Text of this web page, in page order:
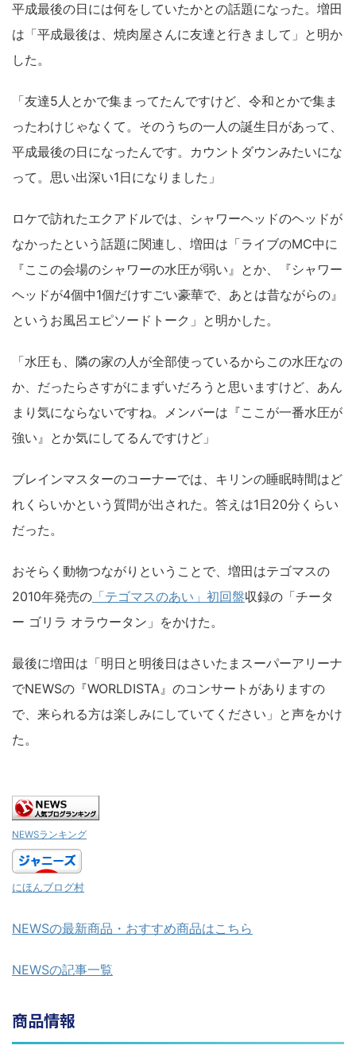
平成最後の日には何をしていたかとの話題になった。増田
は「平成最後は、焼肉屋さんに友達と行きまして」と明か
した。
「友達5人とかで集まってたんですけど、令和とかで集ま
ったわけじゃなくて。そのうちの一人の誕生日があって、
平成最後の日になったんです。カウントダウンみたいにな
って。思い出深い1日になりました」
ロケで訪れたエクアドルでは、シャワーヘッドのヘッドが
なかったという話題に関連し、増田は「ライブのMC中に
『ここの会場のシャワーの水圧が弱い』とか、『シャワー
ヘッドが4個中1個だけすごい豪華で、あとは昔ながらの』
というお風呂エピソードトーク」と明かした。
「水圧も、隣の家の人が全部使っているからこの水圧なの
か、だったらさすがにまずいだろうと思いますけど、あん
まり気にならないですね。メンバーは『ここが一番水圧が
強い』とか気にしてるんですけど」
ブレインマスターのコーナーでは、キリンの睡眠時間はど
れくらいかという質問が出された。答えは1日20分くらい
だった。
おそらく動物つながりということで、増田はテゴマスの
2010年発売の 「テゴマスのあい」初回盤収録の「チータ
ー ゴリラ オラウータン」をかけた。
最後に増田は「明日と明後日はさいたまスーパーアリーナ
でNEWSの『WORLDISTA』のコンサートがありますの
で、来られる方は楽しみにしていてください」と声をかけ
た。
NEWSランキング
にほんブログ村
NEWSの最新商品・おすすめ商品はこちら
NEWSの記事一覧
商品情報